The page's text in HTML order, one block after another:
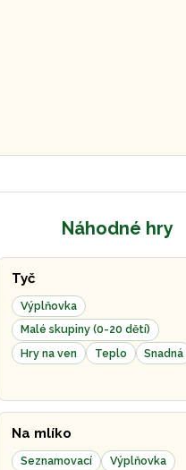
Náhodné hry
Tyč
Výplňovka
Malé skupiny (0-20 dětí)
Hry na ven
Teplo Snadná
Na mlíko
Seznamovací
Výplňovka